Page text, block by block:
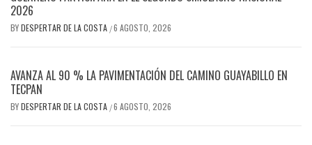
2026
BYDESPERTAR DE LA COSTA /6 AGOSTO, 2026
AVANZA AL 90 % LA PAVIMENTACIÓN DEL CAMINO GUAYABILLO EN
TECPAN
BYDESPERTAR DE LA COSTA /6 AGOSTO, 2026